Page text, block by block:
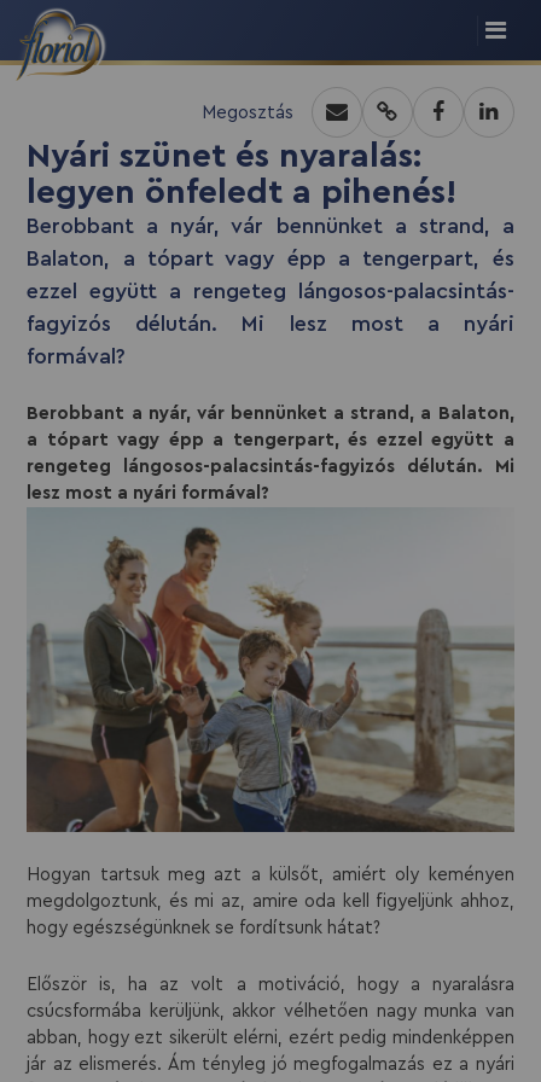
Megosztás
Nyári szünet és nyaralás:
legyen önfeledt a pihenés!
Berobbant a nyár, vár bennünket a strand, a
Balaton, a tópart vagy épp a tengerpart, és
ezzel együtt a rengeteg lángosos-palacsintás-
fagyizós délután. Mi lesz most a nyári
formával?
Berobbant a nyár, vár bennünket a strand, a Balaton,
a tópart vagy épp a tengerpart, és ezzel együtt a
rengeteg lángosos-palacsintás-fagyizós délután. Mi
lesz most a nyári formával?
Hogyan tartsuk meg azt a külsőt, amiért oly keményen
megdolgoztunk, és mi az, amire oda kell figyeljünk ahhoz,
hogy egészségünknek se fordítsunk hátat?
Először is, ha az volt a motiváció, hogy a nyaralásra
csúcsformába kerüljünk, akkor vélhetően nagy munka van
abban, hogy ezt sikerült elérni, ezért pedig mindenképpen
jár az elismerés. Ám tényleg jó megfogalmazás ez a nyári